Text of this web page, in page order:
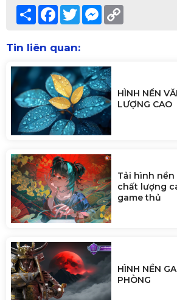
Share Facebook
TwitterMessenger
Tin liên quan:
HÌNH NỀN
LƯỢNG CAO
Tải hình nền
chất lượng
game thủ
HÌNH NỀN
PHÒNG